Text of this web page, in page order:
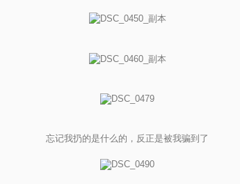
忘记我扔的是什么的，反正是被我骗到了